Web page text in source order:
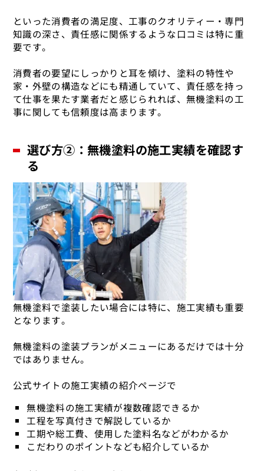
といった消費者の満足度、工事のクオリティー・専門
知識の深さ、責任感に関係するような口コミは特に重
要です。
消費者の要望にしっかりと耳を傾け、塗料の特性や
家・外壁の構造などにも精通していて、責任感を持っ
て仕事を果たす業者だと感じられれば、無機塗料の工
事に関しても信頼度は高まります。
選び方②：無機塗料の施工実績を確認す
る
無機塗料で塗装したい場合には特に、施工実績も重要
となります。
無機塗料の塗装プランがメニューにあるだけでは十分
ではありません。
公式サイトの施工実績の紹介ページで
無機塗料の施工実績が複数確認できるか
工程を写真付きで解説しているか
工期や総工費、使用した塗料名などがわかるか
こだわりのポイントなども紹介しているか